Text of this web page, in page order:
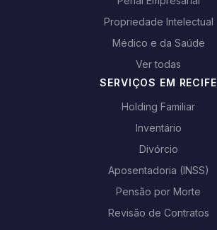
Propriedade Intelectual
Médico e da Saúde
Ver todas
SERVIÇOS EM RECIFE
Holding Familiar
Inventário
Divórcio
Aposentadoria (INSS)
Pensão por Morte
Revisão de Contratos